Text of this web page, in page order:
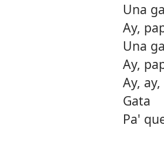
Una
Ay,
Una
Ay,
Ay,
Gata
Pa'